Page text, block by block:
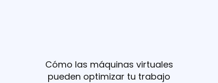
Cómo las máquinas virtuales
pueden optimizar tu trabajo